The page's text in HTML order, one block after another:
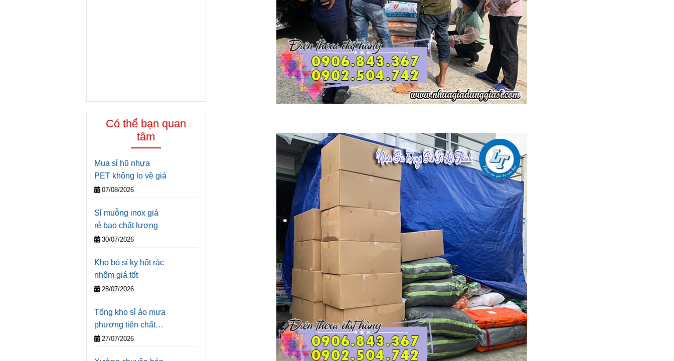
Có thể bạn quan
tâm
Mua sỉ hũ nhựa
PET không lo về giá
07/08/2026
Sỉ muỗng inox giá
rẻ bao chất lượng
30/07/2026
Kho bỏ sỉ ky hốt rác
nhôm giá tốt
28/07/2026
Tổng kho sỉ áo mưa
phương tiện chất
lượng
27/07/2026